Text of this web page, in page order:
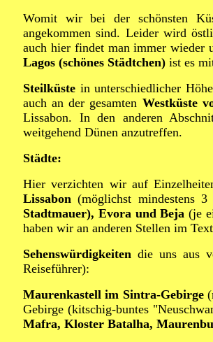
Womit wir bei der schönsten
angekommen sind. Leider wird
auch hier findet man immer wieder
Lagos (schönes Städtchen) ist es
Steilküste in unterschiedlicher
auch an der gesamten Westküste
Lissabon. In den anderen
weitgehend Dünen anzutreffen.
Städte:
Hier verzichten wir auf
Lissabon (möglichst mindestens 3
Stadtmauer), Evora und Beja (je
haben wir an anderen Stellen im
Sehenswürdigkeitendie uns aus
Reiseführer):
Maurenkastell im Sintra-Gebirge
Gebirge (kitschig-buntes
Mafra, Kloster Batalha,